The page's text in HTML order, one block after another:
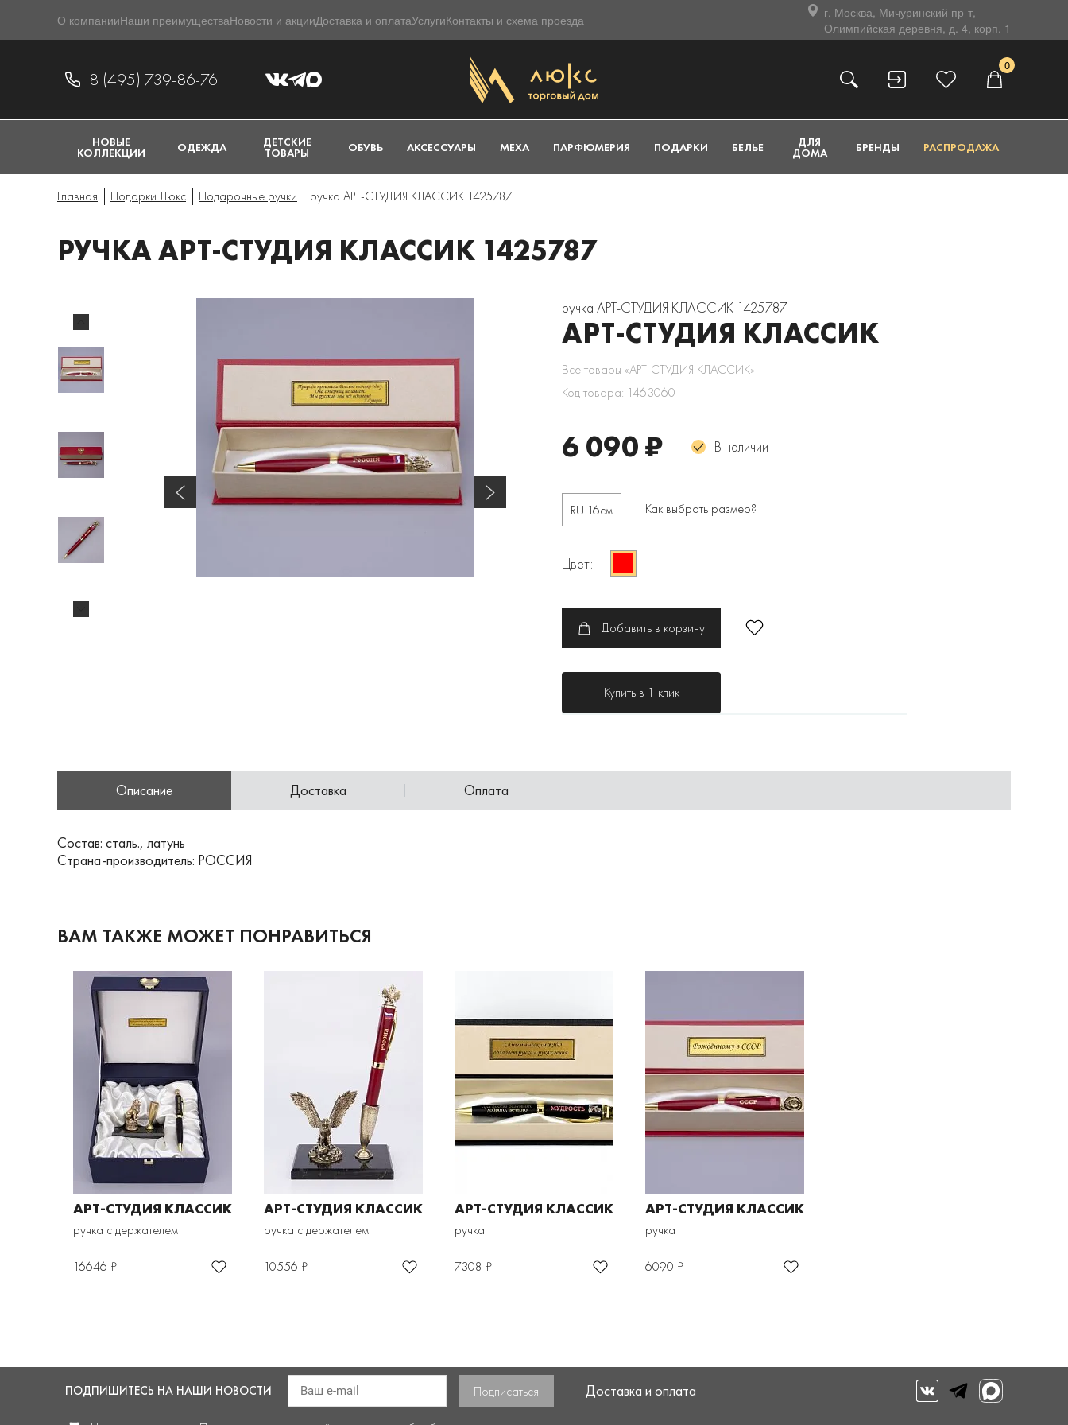
О компанииНаши преимуществаНовости и акцииДоставка и оплатаУслугиКонтакты и схема проезда
г. Москва, Мичуринский пр-т,
Олимпийская деревня, д. 4, корп. 1
8 (495) 739-86-76
0
НОВЫЕ
КОЛЛЕКЦИИ ОДЕЖДА ДЕТСКИЕ
ТОВАРЫ ОБУВЬ АКСЕССУАРЫ МЕХА ПАРФЮМЕРИЯ ПОДАРКИ БЕЛЬЕ ДЛЯ
ДОМА БРЕНДЫ РАСПРОДАЖА
Главная Подарки Люкс Подарочные ручки ручка АРТ-СТУДИЯ КЛАССИК 1425787
РУЧКА АРТ-СТУДИЯ КЛАССИК 1425787
ручка АРТ-СТУДИЯ КЛАССИК 1425787
АРТ-СТУДИЯ КЛАССИК
Все товары «АРТ-СТУДИЯ КЛАССИК»
Код товара: 1463060
6 090 ₽ В наличии
RU 16см Как выбрать размер?
Цвет:
Добавить в корзину
Купить в 1 клик
Описание Доставка Оплата
Состав: сталь., латунь
Страна-производитель: РОССИЯ
ВАМ ТАКЖЕ МОЖЕТ ПОНРАВИТЬСЯ
АРТ-СТУДИЯ КЛАССИК
ручка с держателем
16646 ₽
АРТ-СТУДИЯ КЛАССИК
ручка с держателем
10556 ₽
АРТ-СТУДИЯ КЛАССИК
ручка
7308 ₽
АРТ-СТУДИЯ КЛАССИК
ручка
6090 ₽
ПОДПИШИТЕСЬ НА НАШИ НОВОСТИ Доставка и оплата